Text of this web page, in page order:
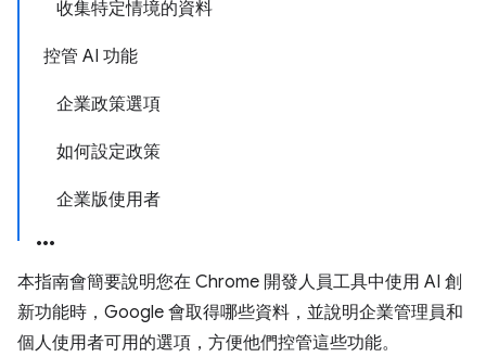
收集特定情境的資料
控管 AI 功能
企業政策選項
如何設定政策
企業版使用者
本指南會簡要說明您在 Chrome 開發人員工具中使用 AI 創
新功能時，Google 會取得哪些資料，並說明企業管理員和
個人使用者可用的選項，方便他們控管這些功能。